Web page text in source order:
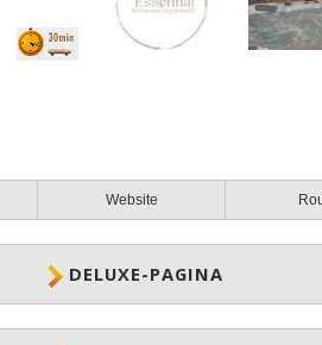
Website
DELUXE-PAGINA